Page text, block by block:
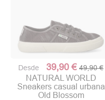
Desde 39,90 € 49,90 €
NATURAL WORLD
Sneakers casual urbana
Old Blossom